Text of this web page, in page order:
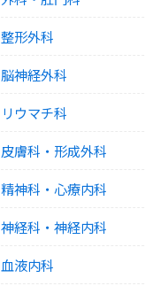
整形外科
脳神経外科
リウマチ科
皮膚科・形成外科
精神科・心療内科
神経科・神経内科
血液内科